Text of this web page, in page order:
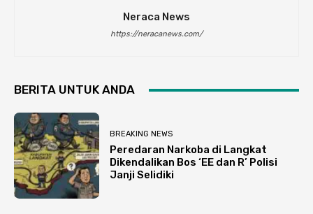
Neraca News
https://neracanews.com/
BERITA UNTUK ANDA
BREAKING NEWS
Peredaran Narkoba di Langkat
Dikendalikan Bos ‘EE dan R’ Polisi
Janji Selidiki